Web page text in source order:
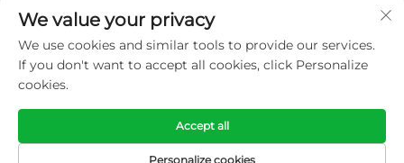
ĐT:+86-53285879528
Email: [email protected]
Bản quyền © 2026 Qingdao Harthn-ritune Corp., Ltd. Mọi quyền
được bảo lưu. -Chính sách bảo mật
We value your privacy
We use cookies and similar tools to provide our services.
If you don't want to accept all cookies, click Personalize
cookies.
Personalize cookies
Accept all